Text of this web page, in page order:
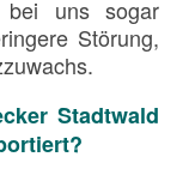
bei uns sogar
Störung,
Stadtwald